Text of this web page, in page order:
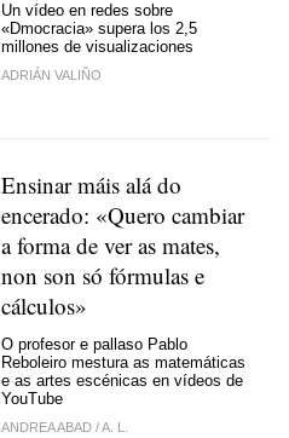
Un vídeo en redes sobre
«Dmocracia» supera los 2,5
millones de visualizaciones
ADRIÁN VALIÑO
Ensinar máis alá do
encerado: «Quero cambiar
a forma de ver as mates,
non son só fórmulas e
cálculos»
O profesor e pallaso Pablo
Reboleiro mestura as matemáticas
e as artes escénicas en vídeos de
YouTube
ANDREA ABAD /A. L.